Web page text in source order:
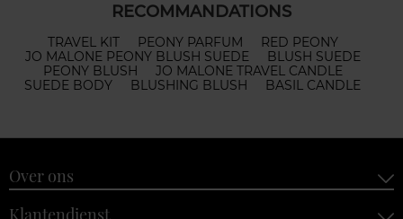
RECOMMANDATIONS
TRAVEL KIT PEONY PARFUM
RED PEONY
JO MALONE PEONY BLUSH SUEDE
BLUSH SUEDE
PEONY BLUSH
JO MALONE TRAVEL CANDLE
SUEDE BODY
BLUSHING BLUSH BASIL CANDLE
Over ons